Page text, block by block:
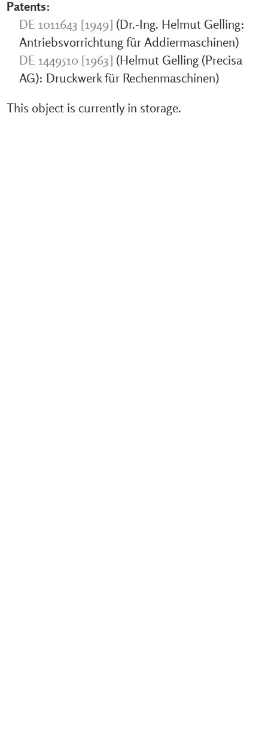
Patents:
DE 1011643 [1949] (Dr.-Ing. Helmut Gelling:
Antriebsvorrichtung für Addiermaschinen)
DE 1449510 [1963] (Helmut Gelling (Precisa
AG): Druckwerk für Rechenmaschinen)
This object is currently in storage.